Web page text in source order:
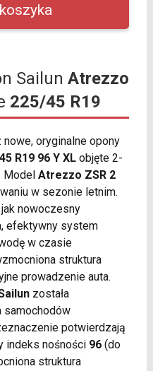
Sailun Atrezzo
225/45 R19
oryginalne opony
R19 96 Y XLobjęte 2-
Model Atrezzo ZSR 2
w sezonie letnim.
nowoczesny
efektywny system
w czasie
struktura
prowadzenie auta.
została
samochodów
potwierdzają
indeks nośności 96(do
struktura